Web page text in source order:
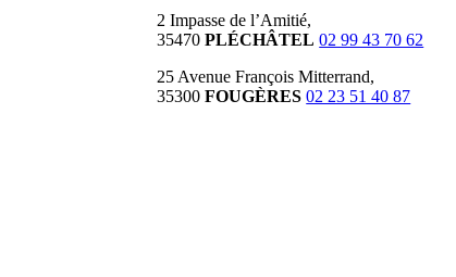
2 Impasse de l’Amitié,
35470PLÉCHÂTEL 02 99 43 70 62
25 Avenue François Mitterrand,
35300FOUGÈRES 02 23 51 40 87